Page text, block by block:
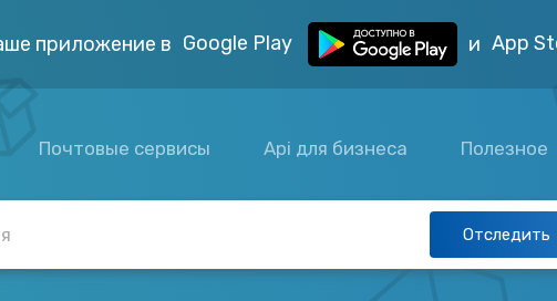
приложение в Google Play и App
Почтовые сервисы Api для бизнеса Полезное
Отследить